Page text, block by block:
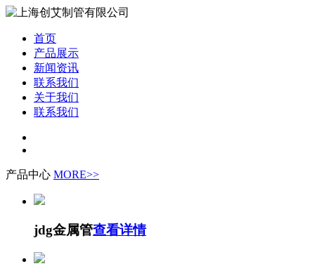
首页
产品展示
新闻资讯
联系我们
关于我们
联系我们
产品中心 MORE>>
jdg金属管查看详情